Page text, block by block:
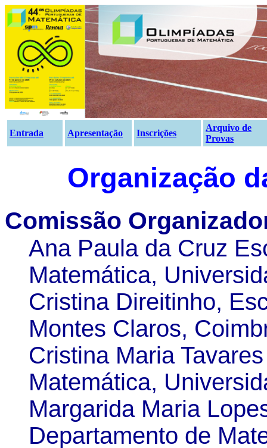
Entrada Apresentação Inscrições
Arquivo de
Provas
Organização
Comissão
Ana Paula da Cruz
Matemática,
Cristina Direitinho,
Montes Claros,
Cristina Maria
Matemática,
Margarida Maria
Departamento de